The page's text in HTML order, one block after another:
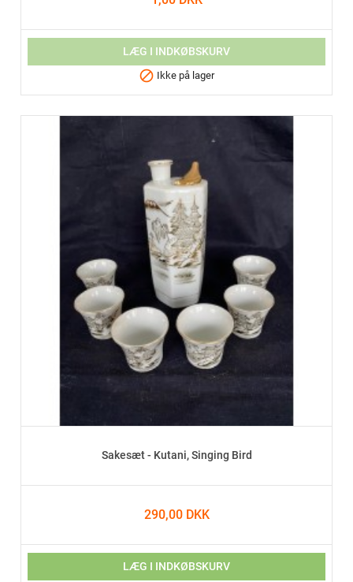
LÆG I INDKØBSKURV
 Ikke på lager
Sakesæt - Kutani, Singing Bird
290,00 DKK
LÆG I INDKØBSKURV